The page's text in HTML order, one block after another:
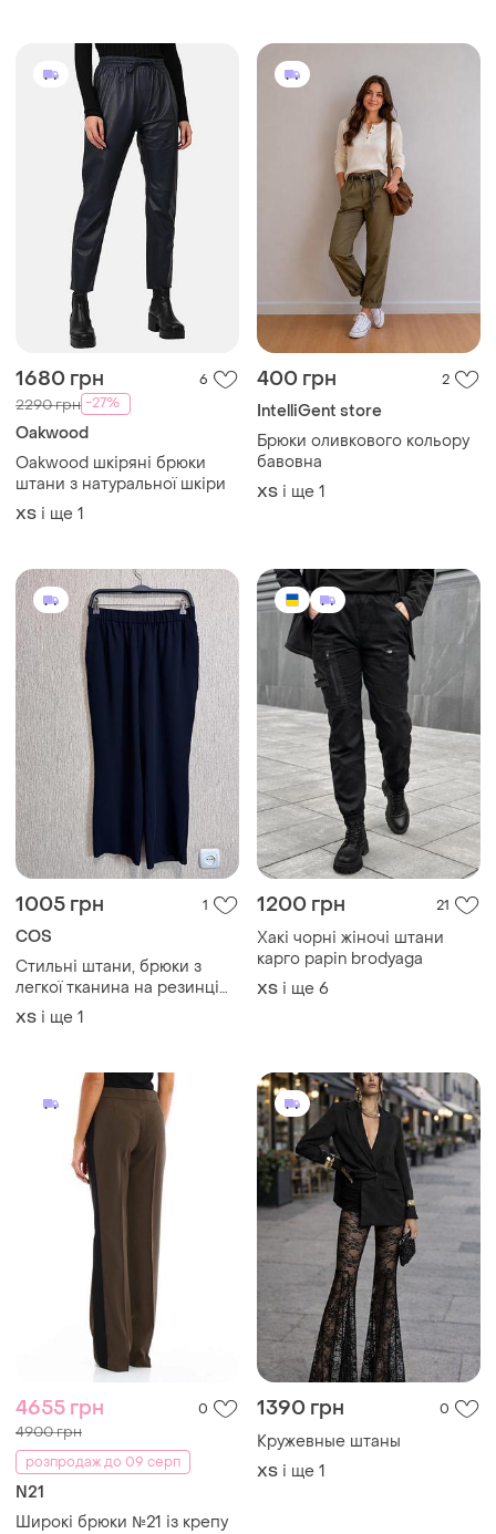
1680 грн 6
2290 грн -27%
Oakwood
Oakwood шкіряні брюки
штани з натуральної шкіри
ХS і ще 1
400 грн 2
IntelliGent store
Брюки оливкового кольору
бавовна
ХS і ще 1
1005 грн 1
COS
Стильні штани, брюки з
легкої тканина на резинці
та щ боковими карманами
ХS і ще 1
1200 грн 21
Хакі чорні жіночі штани
карго papin brodyaga
ХS і ще 6
4655 грн 0
4900 грн
розпродаж до 09 серп
N21
Широкі брюки №21 із крепу
1390 грн 0
Кружевные штаны
ХS і ще 1